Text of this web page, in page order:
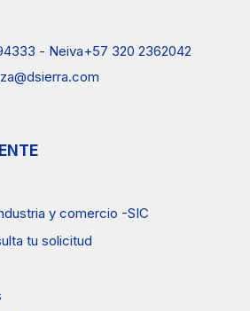
- Neiva+57 320 2362042
y comercio -SIC
tu solicitud